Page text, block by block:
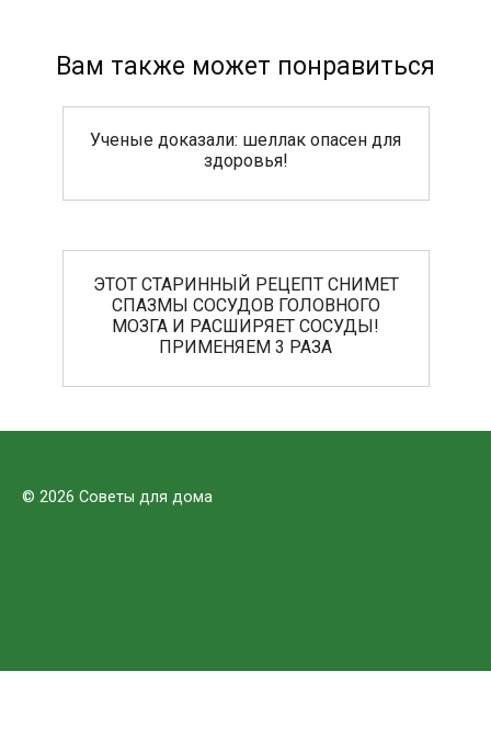
Вам также может понравиться
Ученые доказали: шеллак опасен для
здоровья!
ЭТОТ СТАРИННЫЙ РЕЦЕПТ СНИМЕТ
СПАЗМЫ СОСУДОВ ГОЛОВНОГО
МОЗГА И РАСШИРЯЕТ СОСУДЫ!
ПРИМЕНЯЕМ 3 РАЗА
© 2026 Советы для дома